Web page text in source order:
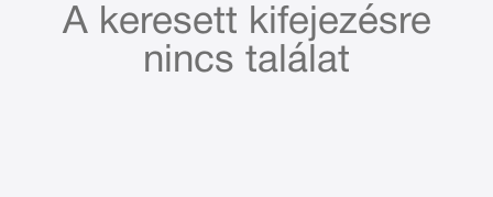
A keresett kifejezésre
nincs találat